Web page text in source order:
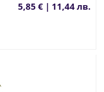
5,85 € | 11,44 лв.